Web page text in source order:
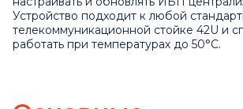
Устройство подходит к любой
телекоммуникационной стойке 42U и
работать при температурах до 50°C.